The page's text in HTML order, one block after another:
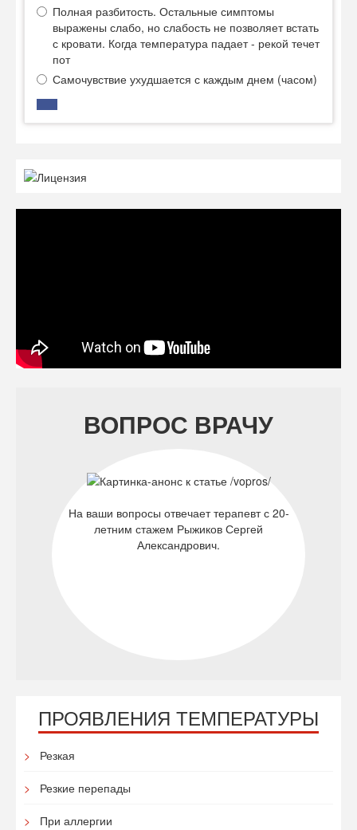
Полная разбитость. Остальные симптомы
выражены слабо, но слабость не позволяет встать
с кровати. Когда температура падает - рекой течет
пот
Самочувствие ухудшается с каждым днем (часом)
ВОПРОС ВРАЧУ
На ваши вопросы отвечает терапевт с 20-
летним стажем Рыжиков Сергей
Александрович.
ПРОЯВЛЕНИЯ ТЕМПЕРАТУРЫ
Резкая
Резкие перепады
При аллергии